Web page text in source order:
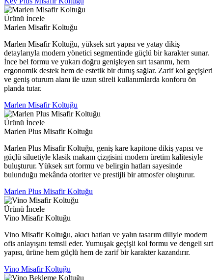
Ürünü İncele
Marlen Misafir Koltuğu
Marlen Misafir Koltuğu, yüksek sırt yapısı ve yatay dikiş
detaylarıyla modern yönetici segmentinde güçlü bir karakter sunar.
İnce bel formu ve yukarı doğru genişleyen sırt tasarımı, hem
ergonomik destek hem de estetik bir duruş sağlar. Zarif kol geçişleri
ve geniş oturum alanı ile uzun süreli kullanımlarda konforu ön
planda tutar.
Marlen Misafir Koltuğu
Ürünü İncele
Marlen Plus Misafir Koltuğu
Marlen Plus Misafir Koltuğu, geniş kare kapitone dikiş yapısı ve
güçlü siluetiyle klasik makam çizgisini modern üretim kalitesiyle
buluşturur. Yüksek sırt formu ve belirgin hatları sayesinde
bulunduğu mekânda otoriter ve prestijli bir atmosfer oluşturur.
Marlen Plus Misafir Koltuğu
Ürünü İncele
Vino Misafir Koltuğu
Vino Misafir Koltuğu, akıcı hatları ve yalın tasarım diliyle modern
ofis anlayışını temsil eder. Yumuşak geçişli kol formu ve dengeli sırt
yapısı, ürüne hem güçlü hem de zarif bir karakter kazandırır.
Vino Misafir Koltuğu